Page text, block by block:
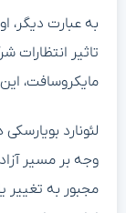
تاثیر انتظارات
مایکروسافت،
لئونارد
وجه بر مسیر
مجبور به تغییر